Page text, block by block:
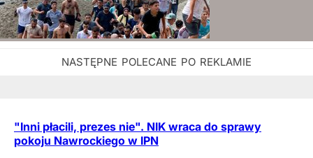
"Inni płacili, prezes nie". NIK wraca do sprawy
pokoju Nawrockiego w IPN